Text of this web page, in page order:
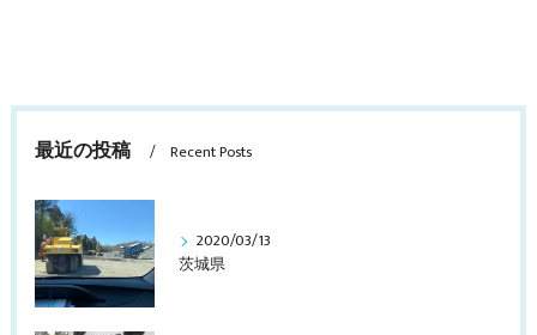
最近の投稿 Recent Posts
2020/03/13
茨城県